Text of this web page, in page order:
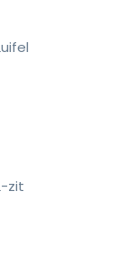
zit